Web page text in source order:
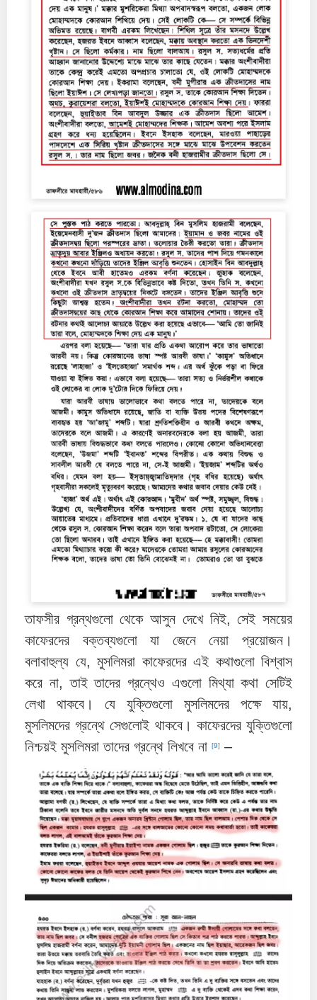
তাফসীর গ্রন্থগুলো থেকে আসুন দেখে নিই, সেই সময়ের
কাফেরদের বক্তব্যগুলো যা জেনে নেয়া প্রয়োজন।
বলাবাহুল্য যে, মুসলিমরা কাফেরদের এই কথাগুলো বিশ্বাস
করে না, তাই তাদের গ্রন্থেও এগুলো মিথ্যা কথা সেটিই
লেখা থাকবে। যে যুক্তিগুলো মুসলিমদের পক্ষে যায়,
মুসলিমদের গ্রন্থে সেগুলোই থাকবে। কাফেরদের যুক্তিগুলো
নিশ্চয়ই মুসলিমরা তাদের গ্রন্থে লিখবে না [9] –